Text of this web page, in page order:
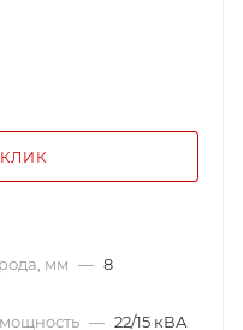
мм — 8
— 22/15 кВА